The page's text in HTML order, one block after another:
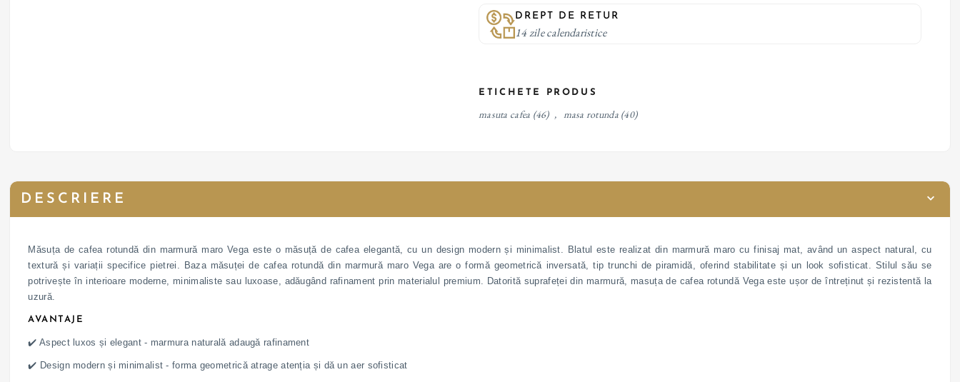
DREPT DE RETUR
14 zile calendaristice
ETICHETE PRODUS
masuta cafea (46) , masa rotunda (40)
DESCRIERE
Măsuța de cafea rotundă din marmură maro Vega este o măsuță de cafea elegantă, cu un design modern și minimalist. Blatul este realizat din marmură maro cu finisaj mat, având un aspect natural, cu
textură și variații specifice pietrei. Baza măsuței de cafea rotundă din marmură maro Vega are o formă geometrică inversată, tip trunchi de piramidă, oferind stabilitate și un look sofisticat. Stilul său se
potrivește în interioare moderne, minimaliste sau luxoase, adăugând rafinament prin materialul premium. Datorită suprafeței din marmură, masuța de cafea rotundă Vega este ușor de întreținut și rezistentă la
uzură.
AVANTAJE
✔️ Aspect luxos și elegant - marmura naturală adaugă rafinament
✔️ Design modern și minimalist - forma geometrică atrage atenția și dă un aer sofisticat